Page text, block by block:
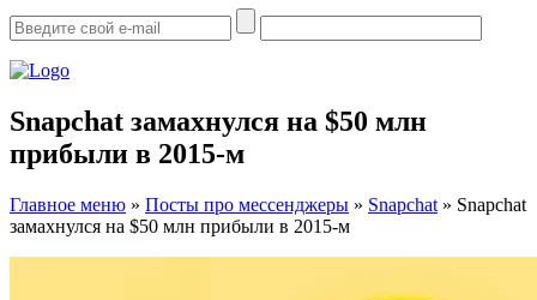
Snapchat замахнулся на $50 млн
прибыли в 2015-м
Главное меню » Посты про мессенджеры » Snapchat » Snapchat
замахнулся на $50 млн прибыли в 2015-м